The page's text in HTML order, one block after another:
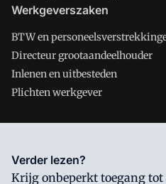
Werkgeverszaken
BTW en
Directeur grootaandeelhouder
Inlenen en uitbesteden
Plichten werkgever
Salarisnet is onderdeel van VMN
waar VMN media voor staat. Op
Verder lezen?
Krijg onbeperkt toegang